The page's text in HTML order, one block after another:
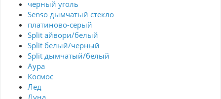
черный уголь
Senso дымчатый стекло
платиново-серый
Split айвори/белый
Split белый/черный
Split дымчатый/белый
Аура
Космос
Лед